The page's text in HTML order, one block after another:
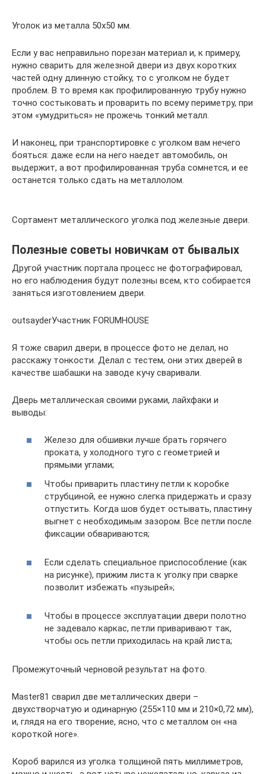
Уголок из металла 50х50 мм.
Если у вас неправильно порезан материал и, к примеру,
нужно сварить для железной двери из двух коротких
частей одну длинную стойку, то с уголком не будет
проблем. В то время как профилированную трубу нужно
точно состыковать и проварить по всему периметру, при
этом «умудриться» не прожечь тонкий металл.
И наконец, при транспортировке с уголком вам нечего
бояться: даже если на него наедет автомобиль, он
выдержит, а вот профилированная труба сомнется, и ее
останется только сдать на металлолом.
Сортамент металлического уголка под железные двери.
Полезные советы новичкам от бывалых
Другой участник портала процесс не фотографировал,
но его наблюдения будут полезны всем, кто собирается
заняться изготовлением двери.
outsayderУчастник FORUMHOUSE
Я тоже сварил двери, в процессе фото не делал, но
расскажу тонкости. Делал с тестем, они этих дверей в
качестве шабашки на заводе кучу сваривали.
Дверь металлическая своими руками, лайхфаки и
выводы:
Железо для обшивки лучше брать горячего
проката, у холодного туго с геометрией и
прямыми углами;
Чтобы приварить пластину петли к коробке
струбциной, ее нужно слегка придержать и сразу
отпустить. Когда шов будет остывать, пластину
выгнет с необходимым зазором. Все петли после
фиксации обвариваются;
Если сделать специальное приспособление (как
на рисунке), прижим листа к уголку при сварке
позволит избежать «пузырей»;
Чтобы в процессе эксплуатации двери полотно
не задевало каркас, петли приваривают так,
чтобы ось петли приходилась на край листа;
Промежуточный черновой результат на фото.
Master81 сварил две металлических двери –
двухстворчатую и одинарную (255×110 мм и 210×0,72 мм),
и, глядя на его творение, ясно, что с металлом он «на
короткой ноге».
Короб варился из уголка толщиной пять миллиметров,